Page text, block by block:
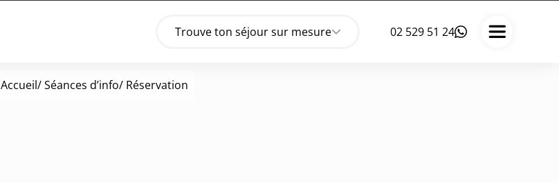
Trouve ton séjour sur mesure 02 529 51 24
Accueil/Séances d’info/ Réservation